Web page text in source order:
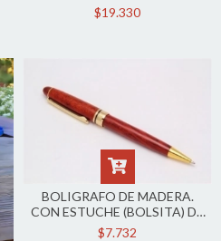
$19.330
BOLIGRAFO DE MADERA.
CON ESTUCHE (BOLSITA) DE
PANA 116312
$7.732